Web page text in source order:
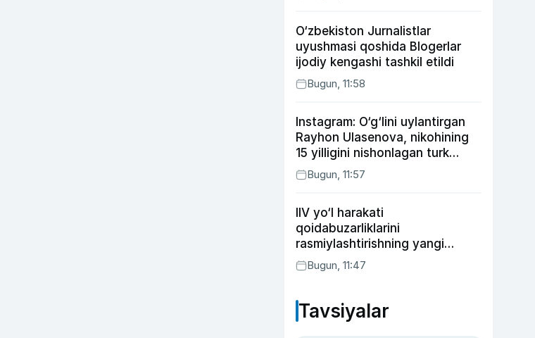
O‘zbekiston Jurnalistlar
uyushmasi qoshida Blogerlar
ijodiy kengashi tashkil etildi
Bugun, 11:58
Instagram: O‘g‘lini uylantirgan
Rayhon Ulasenova, nikohining
15 yilligini nishonlagan turk
aktyorlari va Kamelot qasriga
sayohat qilgan Zebo Rahimova
Bugun, 11:57
IIV yo‘l harakati
qoidabuzarliklarini
rasmiylashtirishning yangi
tartibini taklif qildi
Bugun, 11:47
Tavsiyalar